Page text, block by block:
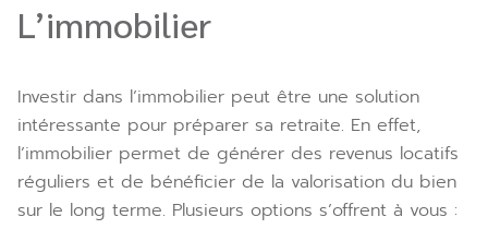
L’immobilier
Investir dans l’immobilier peut être une solution
intéressante pour préparer sa retraite. En effet,
l’immobilier permet de générer des revenus locatifs
réguliers et de bénéficier de la valorisation du bien
sur le long terme. Plusieurs options s’offrent à vous :